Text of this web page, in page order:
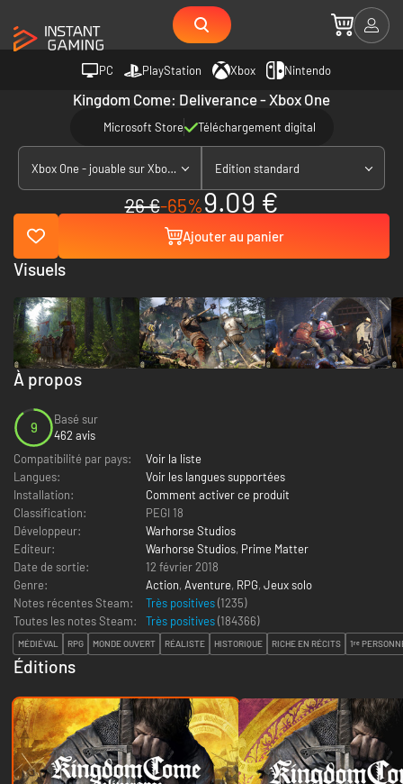
PC PlayStation Xbox Nintendo
Kingdom Come: Deliverance - Xbox One
Microsoft Store Téléchargement digital
Xbox One - jouable sur Xbox Series X|S Edition standard
26 €-65%9.09 €
Ajouter au panier
À propos
9
Basé sur
462 avis
Compatibilité par pays:
Voir la liste
Langues:
Voir les langues supportées
Installation:
Comment activer ce produit
Classification:
PEGI 18
Développeur:
Warhorse Studios
Editeur:
Warhorse Studios, Prime Matter
Date de sortie:
12 février 2018
Genre:
Action, Aventure, RPG, Jeux solo
Notes récentes Steam:
Très positives(1235)
Toutes les notes Steam:
Très positives(184366)
MÉDIÉVAL RPG MONDE OUVERT RÉALISTE HISTORIQUE RICHE EN RÉCITS 1ʳᵉ
Éditions
Visuels